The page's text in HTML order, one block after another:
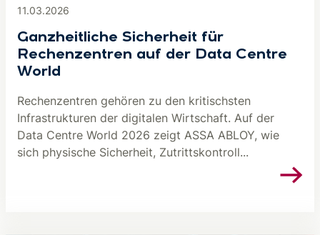
11.03.2026
Ganzheitliche Sicherheit für
Rechenzentren auf der Data Centre
World
Rechenzentren gehören zu den kritischsten
Infrastrukturen der digitalen Wirtschaft. Auf der
Data Centre World 2026 zeigt ASSA ABLOY, wie
sich physische Sicherheit, Zutrittskontroll...